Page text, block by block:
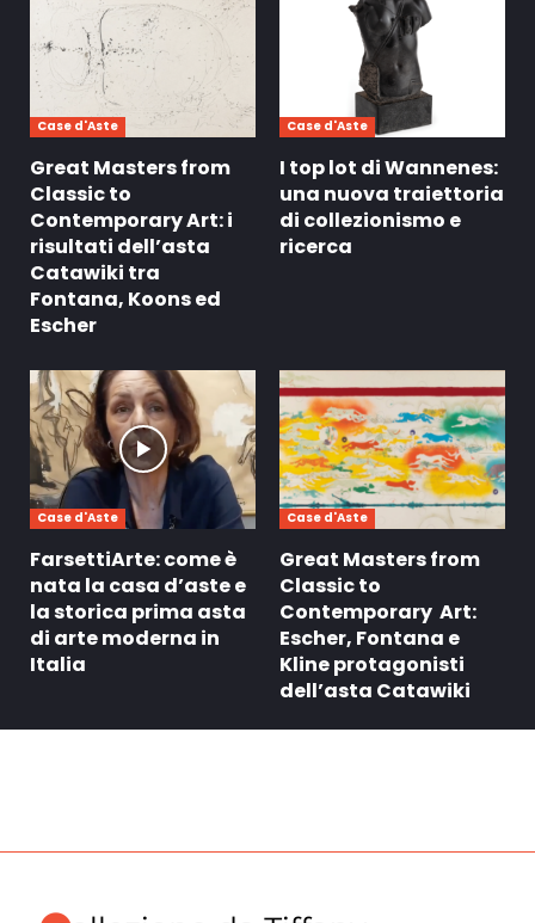
Case d'Aste
Great Masters from
Classic to
Contemporary Art: i
risultati dell’asta
Catawiki tra
Fontana, Koons ed
Escher
Case d'Aste
I top lot di Wannenes:
una nuova traiettoria
di collezionismo e
ricerca
Case d'Aste
FarsettiArte: come è
nata la casa d’aste e
la storica prima asta
di arte moderna in
Italia
Case d'Aste
Great Masters from
Classic to
Contemporary Art:
Escher, Fontana e
Kline protagonisti
dell’asta Catawiki